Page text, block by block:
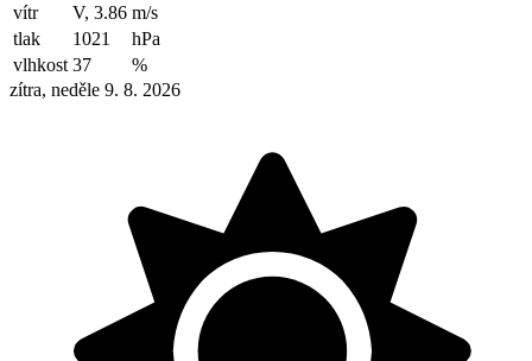
vítr
V, 3.86 m/s
tlak
1021
hPa
vlhkost 37
%
zítra, neděle 9. 8. 2026